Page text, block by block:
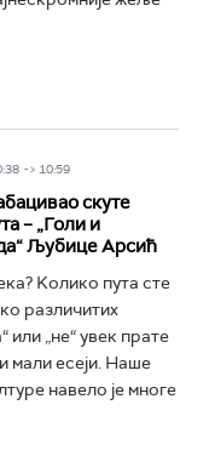
-> 10:59
скуте
– „Голи и
Љубице Арсић
Kолико пута сте
различитих
или „не“ увек прате
мали есеји. Наше
навело је многе